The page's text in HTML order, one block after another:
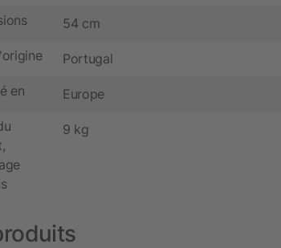
54 cm
Portugal
en Europe
9 kg